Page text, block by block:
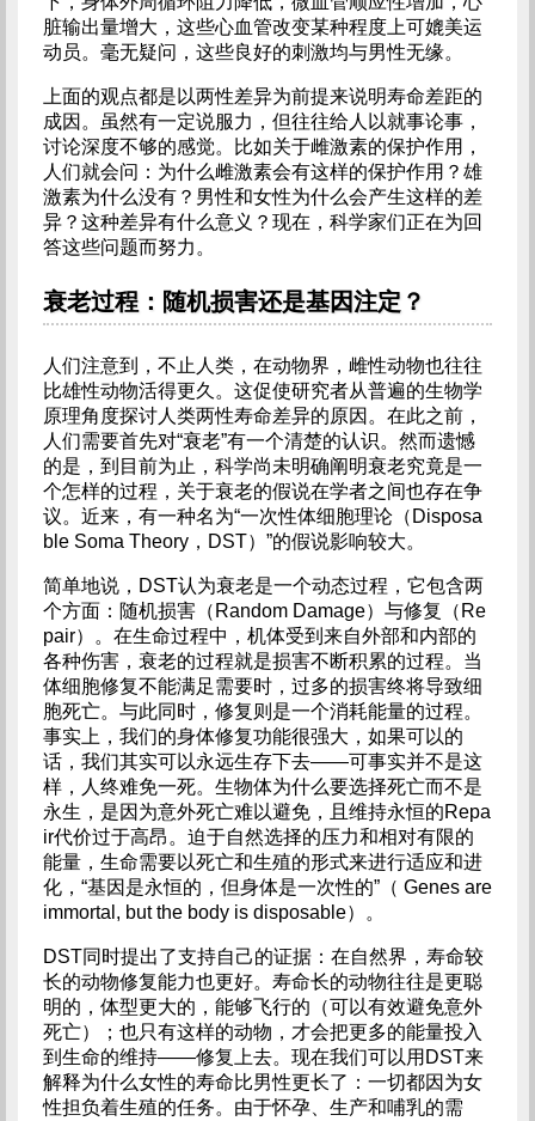
脏输出量增大，这些心血管改变某种程度上可媲美运
动员。毫无疑问，这些良好的刺激均与男性无缘。
上面的观点都是以两性差异为前提来说明寿命差距的
成因。虽然有一定说服力，但往往给人以就事论事，
讨论深度不够的感觉。比如关于雌激素的保护作用，
人们就会问：为什么雌激素会有这样的保护作用？雄
激素为什么没有？男性和女性为什么会产生这样的差
异？这种差异有什么意义？现在，科学家们正在为回
答这些问题而努力。
衰老过程：随机损害还是基因注定？
人们注意到，不止人类，在动物界，雌性动物也往往
比雄性动物活得更久。这促使研究者从普遍的生物学
原理角度探讨人类两性寿命差异的原因。在此之前，
人们需要首先对“衰老”有一个清楚的认识。然而遗憾
的是，到目前为止，科学尚未明确阐明衰老究竟是一
个怎样的过程，关于衰老的假说在学者之间也存在争
议。近来，有一种名为“一次性体细胞理论（Disposa
ble Soma Theory，DST）”的假说影响较大。
简单地说，DST认为衰老是一个动态过程，它包含两
个方面：随机损害（Random Damage）与修复（Re
pair）。在生命过程中，机体受到来自外部和内部的
各种伤害，衰老的过程就是损害不断积累的过程。当
体细胞修复不能满足需要时，过多的损害终将导致细
胞死亡。与此同时，修复则是一个消耗能量的过程。
事实上，我们的身体修复功能很强大，如果可以的
话，我们其实可以永远生存下去——可事实并不是这
样，人终难免一死。生物体为什么要选择死亡而不是
永生，是因为意外死亡难以避免，且维持永恒的Repa
ir代价过于高昂。迫于自然选择的压力和相对有限的
能量，生命需要以死亡和生殖的形式来进行适应和进
化，“基因是永恒的，但身体是一次性的”（ Genes are
immortal, but the body is disposable）。
DST同时提出了支持自己的证据：在自然界，寿命较
长的动物修复能力也更好。寿命长的动物往往是更聪
明的，体型更大的，能够飞行的（可以有效避免意外
死亡）；也只有这样的动物，才会把更多的能量投入
到生命的维持——修复上去。现在我们可以用DST来
解释为什么女性的寿命比男性更长了：一切都因为女
性担负着生殖的任务。由于怀孕、生产和哺乳的需